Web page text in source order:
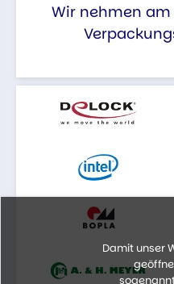
Wir nehmen
Damit unser